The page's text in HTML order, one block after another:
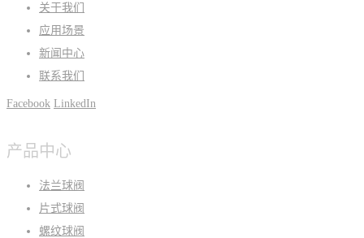
关于我们
应用场景
新闻中心
联系我们
Facebook LinkedIn
产品中心
法兰球阀
片式球阀
螺纹球阀